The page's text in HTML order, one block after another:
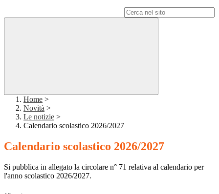
Home >
Novità >
Le notizie >
Calendario scolastico 2026/2027
Calendario scolastico 2026/2027
Si pubblica in allegato la circolare n° 71 relativa al calendario per
l'anno scolastico 2026/2027.